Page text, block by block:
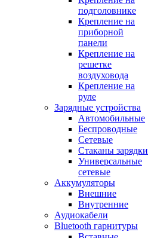
подголовнике
Крепление на
приборной
панели
Крепление на
решетке
воздуховода
Крепление на
руле
Зарядные устройства
Автомобильные
Беспроводные
Сетевые
Стаканы зарядки
Универсальные
сетевые
Аккумуляторы
Внешние
Внутренние
Аудиокабели
Bluetooth гарнитуры